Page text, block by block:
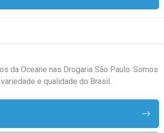
da Oceane nas Drogaria São Paulo. Somos
e qualidade do Brasil.